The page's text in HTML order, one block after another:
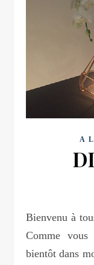
A
Bienvenu à tous pour le premier DIY de TTQTP.
Comme vous
bientôt dans